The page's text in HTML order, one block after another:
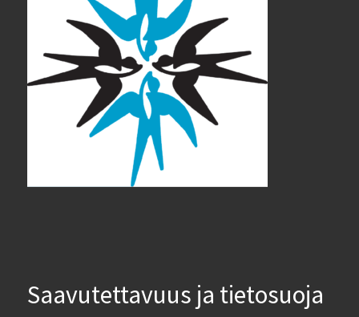
Saavutettavuus ja tietosuoja